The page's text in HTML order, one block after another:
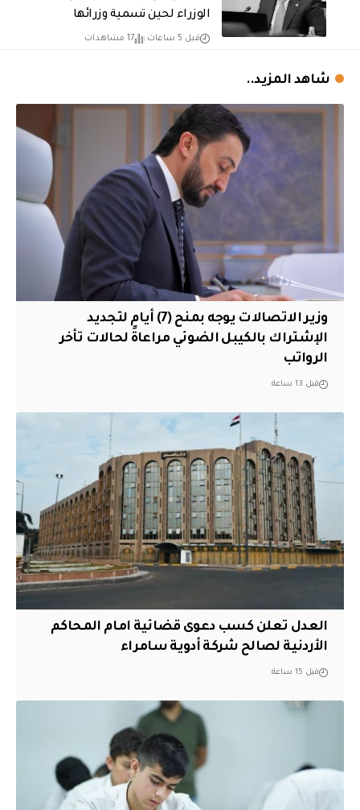
الوزراء لحين تسمية وزرائها
قبل 5 ساعات 17 مشاهدات
شاهد المزيد..
وزير الاتصالات يوجه بمنح (7) أيام لتجديد
الإشتراك بالكيبل الضوئي مراعاةً لحالات تأخر
الرواتب
قبل 13 ساعة
العدل تعلن كسب دعوى قضائية امام المحاكم
الأردنية لصالح شركة أدوية سامراء
قبل 15 ساعة